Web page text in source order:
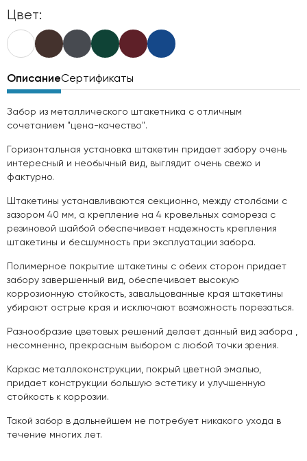
Цвет:
ОписаниеСертификаты
Забор из металлического штакетника с отличным
сочетанием "цена-качество".
Горизонтальная установка штакетин придает забору очень
интересный и необычный вид, выглядит очень свежо и
фактурно.
Штакетины устанавливаются секционно, между столбами с
зазором 40 мм, а крепление на 4 кровельных самореза с
резиновой шайбой обеспечивает надежность крепления
штакетины и бесшумность при эксплуатации забора.
Полимерное покрытие штакетины с обеих сторон придает
забору завершенный вид, обеспечивает высокую
коррозионную стойкость, завальцованные края штакетины
убирают острые края и исключают возможность порезаться.
Разнообразие цветовых решений делает данный вид забора ,
несомненно, прекрасным выбором с любой точки зрения.
Каркас металлоконструкции, покрый цветной эмалью,
придает конструкции большую эстетику и улучшенную
стойкость к коррозии.
Такой забор в дальнейшем не потребует никакого ухода в
течение многих лет.